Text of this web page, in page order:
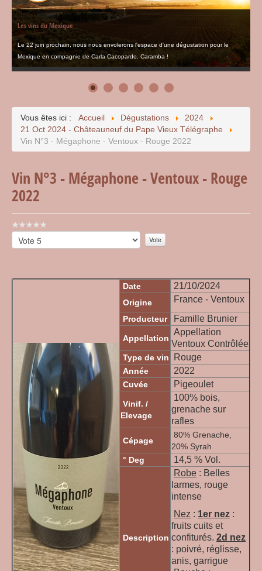
Les vins du Mexique
Le 22 juin prochain, nous nous envolerons l'espace d'une dégustation pour le
Mexique en compagnie de Carla Cacopardo. Caramba !
Vous êtes ici : Accueil Dégustations
2024
21 Oct 2024 - Châteauneuf du Pape Vieux Télégraphe
Vin N°3 - Mégaphone - Ventoux - Rouge 2022
Vin N°3 - Mégaphone - Ventoux - Rouge
2022
Vote
utilisateur:
Veuillez
voter
Date 21/10/2024
Origine France - Ventoux
Producteur Famille Brunier
Appellation
Appellation
Ventoux Contrôlée
Type de vin Rouge
Année 2022
Cuvée Pigeoulet
Vinif. /
Elevage
100% bois,
grenache sur
rafles
Cépage
80% Grenache,
20% Syrah
° Deg
14,5 % Vol.
Description
Robe : Belles
larmes, rouge
intense
Nez : 1er nez :
fruits cuits et
confiturés. 2d nez
: poivré, réglisse,
anis, garrigue